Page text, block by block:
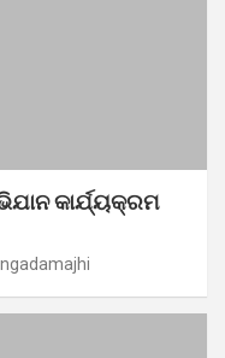
କାର୍ଯ୍ୟକ୍ରମ